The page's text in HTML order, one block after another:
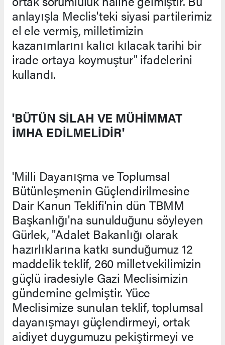
anlayışla Meclis'teki siyasi partilerimiz
el ele vermiş, milletimizin
kazanımlarını kalıcı kılacak tarihi bir
irade ortaya koymuştur" ifadelerini
kullandı.
'BÜTÜN SİLAH VE MÜHİMMAT
İMHA EDİLMELİDİR'
'Milli Dayanışma ve Toplumsal
Bütünleşmenin Güçlendirilmesine
Dair Kanun Teklifi'nin dün TBMM
Başkanlığı'na sunulduğunu söyleyen
Gürlek, "Adalet Bakanlığı olarak
hazırlıklarına katkı sunduğumuz 12
maddelik teklif, 260 milletvekilimizin
güçlü iradesiyle Gazi Meclisimizin
gündemine gelmiştir. Yüce
Meclisimize sunulan teklif, toplumsal
dayanışmayı güçlendirmeyi, ortak
aidiyet duygumuzu pekiştirmeyi ve